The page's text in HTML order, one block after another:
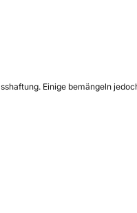
Einige bemängeln